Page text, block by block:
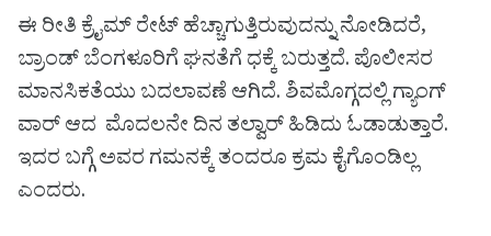
ಈ ರೀತಿ ಕ್ರೈಮ್ ರೇಟ್ ಹೆಚ್ಚಾಗುತ್ತಿರುವುದನ್ನು ನೋಡಿದರೆ,
ಬ್ರಾಂಡ್ ಬೆಂಗಳೂರಿಗೆ ಘನತೆಗೆ ಧಕ್ಕೆ ಬರುತ್ತದೆ. ಪೊಲೀಸರ
ಮಾನಸಿಕತೆಯು ಬದಲಾವಣೆ ಆಗಿದೆ. ಶಿವಮೊಗ್ಗದಲ್ಲಿ ಗ್ಯಾಂಗ್
ವಾರ್ ಆದ ಮೊದಲನೇ ದಿನ ತಲ್ವಾರ್ ಹಿಡಿದು ಓಡಾಡುತ್ತಾರೆ‌.
ಇದರ ಬಗ್ಗೆ ಅವರ ಗಮನಕ್ಕೆ ತಂದರೂ ಕ್ರಮ ಕೈಗೊಂಡಿಲ್ಲ
ಎಂದರು.